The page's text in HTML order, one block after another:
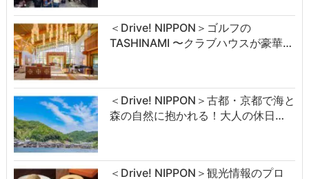
＜Drive! NIPPON＞ゴルフの
TASHINAMI 〜クラブハウスが豪華…
＜Drive! NIPPON＞古都・京都で海と
森の自然に抱かれる！大人の休日…
＜Drive! NIPPON＞観光情報のプロ